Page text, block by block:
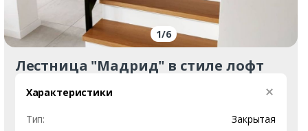
1/6
Лестница "Мадрид" в стиле лофт
Характеристики
Тип:
Закрытая